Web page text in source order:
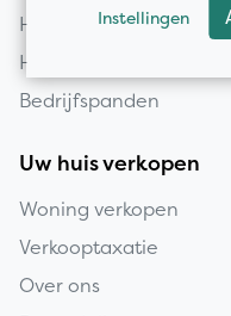
Huis kopen in
Huis kopen in Maassluis
Bedrijfspanden
Uw huis verkopen
Woning verkopen
Verkooptaxatie
Over ons
Instellingen